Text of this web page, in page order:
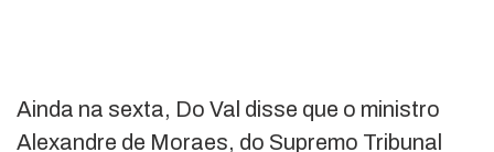
Ainda na sexta, Do Val disse que o ministro
Alexandre de Moraes, do Supremo Tribunal